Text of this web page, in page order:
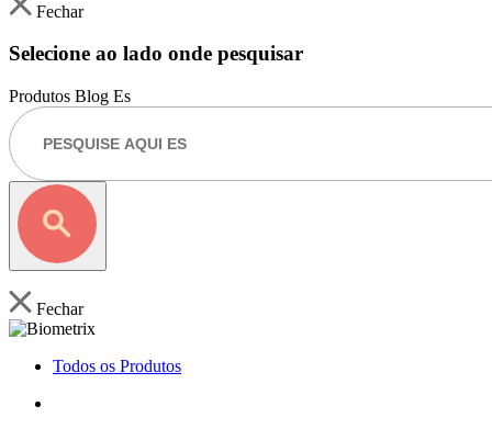
Fechar
Selecione ao lado onde pesquisar
Produtos Blog Es
Fechar
Todos os Produtos